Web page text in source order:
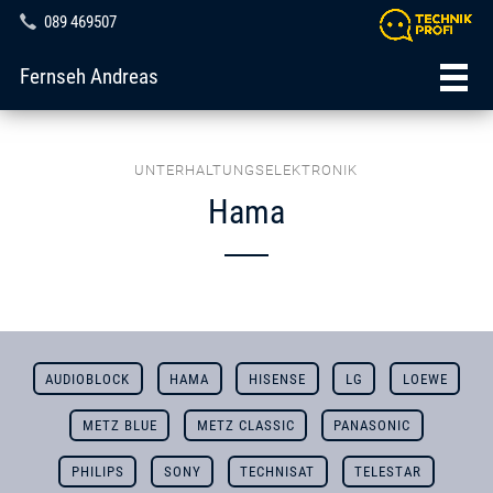
089 469507
Fernseh Andreas
UNTERHALTUNGSELEKTRONIK
Hama
AUDIOBLOCK HAMA HISENSE LG LOEWE
METZ BLUE METZ CLASSIC PANASONIC
PHILIPS SONY TECHNISAT TELESTAR